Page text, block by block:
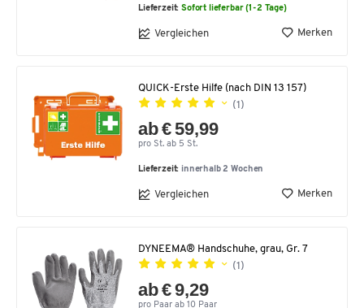
Lieferzeit:Sofort lieferbar (1-2 Tage)
Vergleichen Merken
QUICK-Erste Hilfe (nach DIN 13 157)
(1)
ab € 59,99
pro St. ab 5 St.
Lieferzeit: innerhalb 2 Wochen
Vergleichen Merken
DYNEEMA® Handschuhe, grau, Gr. 7
(1)
ab € 9,29
pro Paar ab 10 Paar